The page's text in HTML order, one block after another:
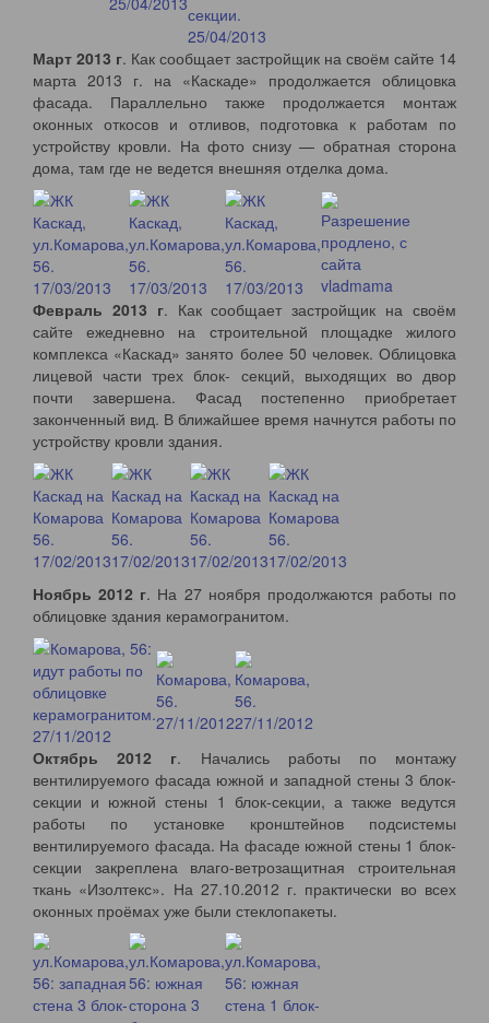
Март 2013 г. Как сообщает застройщик на своём сайте 14
марта 2013 г. на «Каскаде» продолжается облицовка
фасада. Параллельно также продолжается монтаж
оконных откосов и отливов, подготовка к работам по
устройству кровли. На фото снизу — обратная сторона
дома, там где не ведется внешняя отделка дома.
Февраль 2013 г. Как сообщает застройщик на своём
сайте ежедневно на строительной площадке жилого
комплекса «Каскад» занято более 50 человек. Облицовка
лицевой части трех блок- секций, выходящих во двор
почти завершена. Фасад постепенно приобретает
законченный вид. В ближайшее время начнутся работы по
устройству кровли здания.
Ноябрь 2012 г. На 27 ноября продолжаются работы по
облицовке здания керамогранитом.
Октябрь 2012 г. Начались работы по монтажу
вентилируемого фасада южной и западной стены 3 блок-
секции и южной стены 1 блок-секции, а также ведутся
работы по установке кронштейнов подсистемы
вентилируемого фасада. На фасаде южной стены 1 блок-
секции закреплена влаго-ветрозащитная строительная
ткань «Изолтекс». На 27.10.2012 г. практически во всех
оконных проёмах уже были стеклопакеты.